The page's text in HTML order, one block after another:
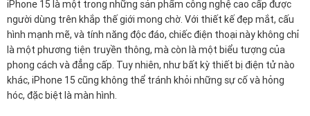
iPhone 15 là một trong những sản phẩm công nghệ cao cấp được
người dùng trên khắp thế giới mong chờ. Với thiết kế đẹp mắt, cấu
hình mạnh mẽ, và tính năng độc đáo, chiếc điện thoại này không chỉ
là một phương tiện truyền thông, mà còn là một biểu tượng của
phong cách và đẳng cấp. Tuy nhiên, như bất kỳ thiết bị điện tử nào
khác, iPhone 15 cũng không thể tránh khỏi những sự cố và hỏng
hóc, đặc biệt là màn hình.